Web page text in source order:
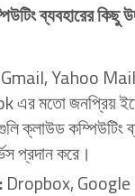
ব্যবহারের কিছু
Gmail, Yahoo
এর মতো জনপ্রিয়
ক্লাউড কম্পিউটিং
প্রদান করে।
Dropbox,